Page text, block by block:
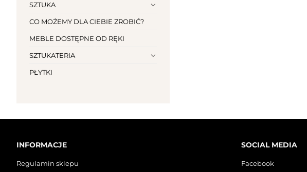
SZTUKA
CO MOŻEMY DLA CIEBIE ZROBIĆ?
MEBLE DOSTĘPNE OD RĘKI
SZTUKATERIA
PŁYTKI
INFORMACJE
Regulamin sklepu
SOCIAL MEDIA
Facebook